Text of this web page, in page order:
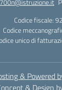
Codice fiscale:
Codice
unico di
& Powered
& Design